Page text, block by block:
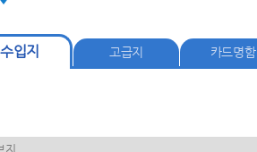
수입지 고급지 카드명함